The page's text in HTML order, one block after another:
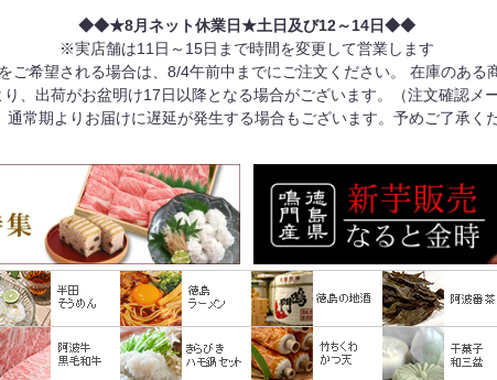
◆◆★8月ネット休業日★土日及び12～14日◆◆
※実店舗は11日～15日まで時間を変更して営業します
ご希望される場合は、8/4午前中までにご注文ください。 在庫のある
、出荷がお盆明け17日以降となる場合がございます。（注文確認メ
常期よりお届けに遅延が発生する場合もございます。予めご了承く